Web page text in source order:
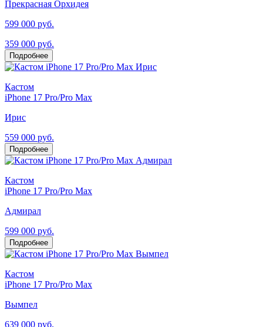
Прекрасная Орхидея
599 000 руб.
359 000 руб.
Подробнее
Кастом
iPhone 17 Pro/Pro Max
Ирис
559 000 руб.
Подробнее
Кастом
iPhone 17 Pro/Pro Max
Адмирал
599 000 руб.
Подробнее
Кастом
iPhone 17 Pro/Pro Max
Вымпел
639 000 руб.